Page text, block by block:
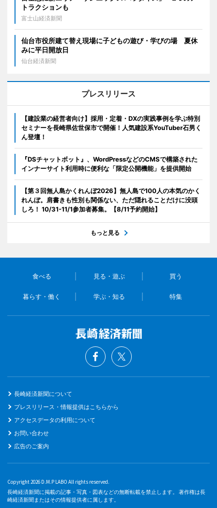
トラクションも
富士山経済新聞
仙台市役所建て替え現場に子どもの遊び・学びの場 夏休
みに平日開放日
仙台経済新聞
プレスリリース
【建設業の経営者向け】採用・定着・DXの実践事例を学ぶ特別
セミナーを長崎県佐世保市で開催！人気建設系YouTuber石男く
ん登壇！
『DSチャットボット』、WordPressなどのCMSで構築された
インナーサイト利用時に便利な「限定公開機能」を提供開始
【第３回無人島かくれんぼ2026】無人島で100人の本気のかく
れんぼ。肩書きも性別も関係ない、ただ隠れることだけに没頭
しろ！ 10/31-11/1参加者募集。【8/11予約開始】
もっと見る
食べる 見る・遊ぶ 買う
暮らす・働く 学ぶ・知る 特集
長崎経済新聞について
プレスリリース・情報提供はこちらから
アクセスデータの利用について
お問い合わせ
広告のご案内
Copyright 2026 D.M.P LABO All rights reserved.
長崎経済新聞に掲載の記事・写真・図表などの無断転載を禁止します。 著作権は長
崎経済新聞またはその情報提供者に属します。